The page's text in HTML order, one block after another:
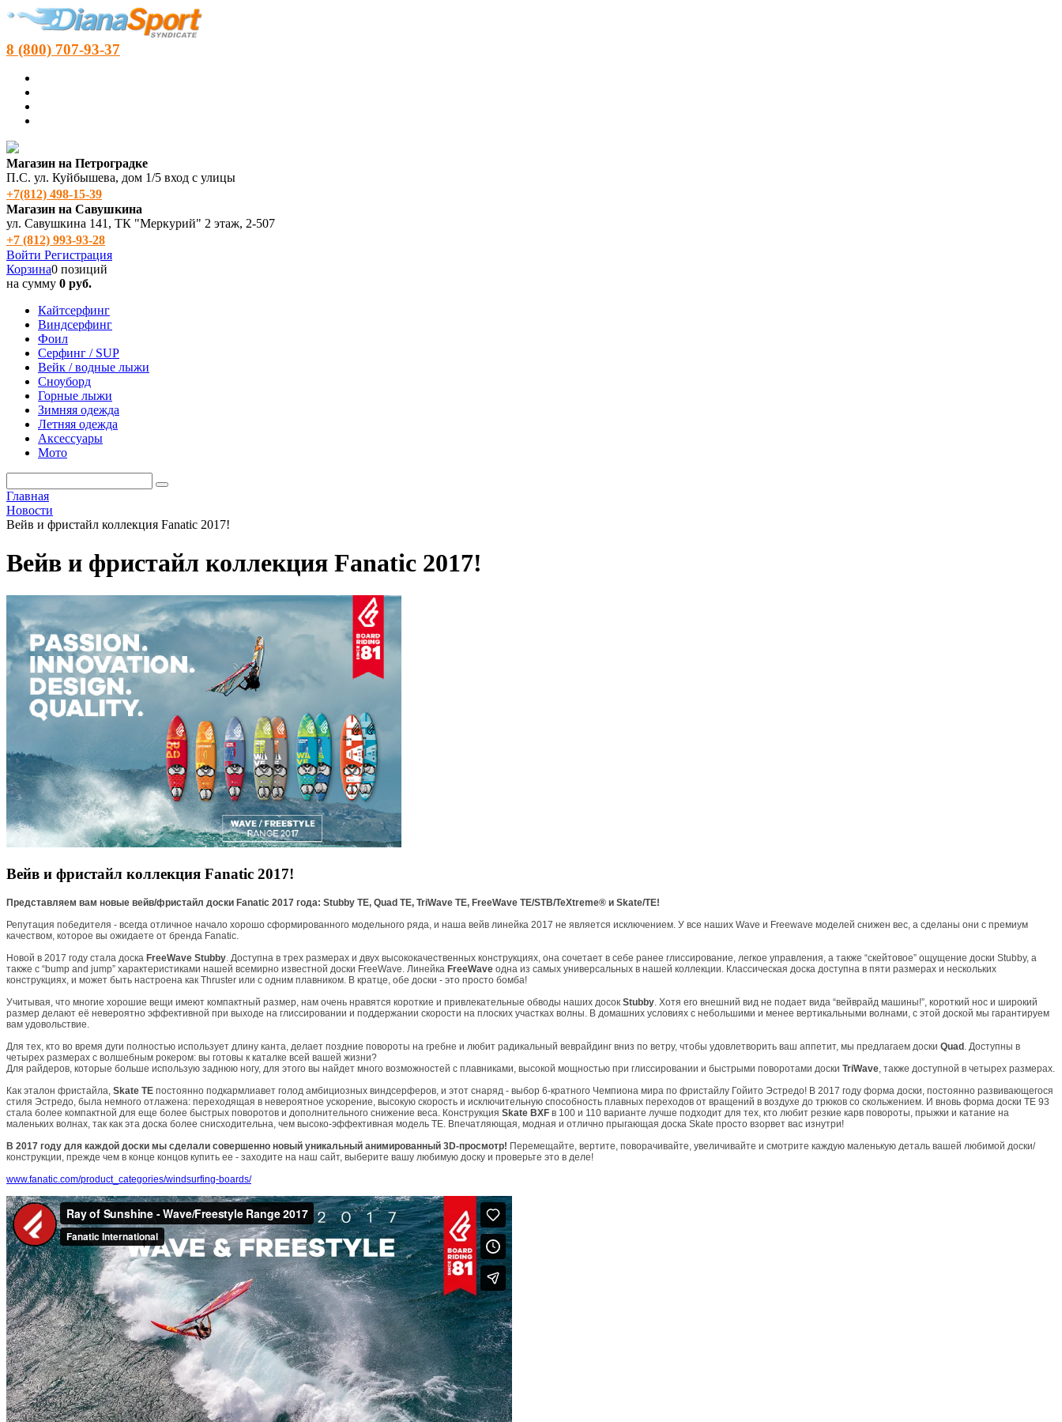
8 (800) 707-93-37
Магазин на Петроградке
П.С. ул. Куйбышева, дом 1/5 вход с улицы
+7(812) 498‑15-39
Магазин на Савушкина
ул. Савушкина 141, ТК "Меркурий" 2 этаж, 2-507
+7 (812) 993-93-28
Войти Регистрация
Корзина0 позиций
на сумму 0 руб.
Кайтсерфинг
Виндсерфинг
Фоил
Серфинг / SUP
Вейк / водные лыжи
Сноуборд
Горные лыжи
Зимняя одежда
Летняя одежда
Аксессуары
Мото
Главная
Новости
Вейв и фристайл коллекция Fanatic 2017!
Вейв и фристайл коллекция Fanatic 2017!
Вейв и фристайл коллекция Fanatic 2017!
Представляем вам новые вейв/фристайл доски Fanatic 2017 года: Stubby TE, Quad TE, TriWave TE, FreeWave TE/STB/TeXtreme® и Skate/TE!
Репутация победителя - всегда отличное начало хорошо сформированного модельного ряда, и наша вейв линейка 2017 не является исключением. У все наших Wave и Freewave моделей снижен вес, а сделаны они с премиум
качеством, которое вы ожидаете от бренда Fanatic.
Новой в 2017 году стала доска FreeWave Stubby. Доступна в трех размерах и двух высококачественных конструкциях, она сочетает в себе ранее глиссирование, легкое управления, а также “скейтовое” ощущение доски Stubby, а
также с “bump and jump” характеристиками нашей всемирно известной доски FreeWave. Линейка FreeWave одна из самых универсальных в нашей коллекции. Классическая доска доступна в пяти размерах и нескольких
конструкциях, и может быть настроена как Thruster или с одним плавником. В кратце, обе доски - это просто бомба!
Учитывая, что многие хорошие вещи имеют компактный размер, нам очень нравятся короткие и привлекательные обводы наших досок Stubby. Хотя его внешний вид не подает вида “вейврайд машины!”, короткий нос и широкий
размер делают её невероятно эффективной при выходе на глиссировании и поддержании скорости на плоских участках волны. В домашних условиях с небольшими и менее вертикальными волнами, с этой доской мы гарантируем
вам удовольствие.
Для тех, кто во время дуги полностью использует длину канта, делает поздние повороты на гребне и любит радикальный веврайдинг вниз по ветру, чтобы удовлетворить ваш аппетит, мы предлагаем доски Quad . Доступны в
четырех размерах с волшебным рокером: вы готовы к каталке всей вашей жизни?
Для райдеров, которые больше использую заднюю ногу, для этого вы найдет много возможностей с плавниками, высокой мощностью при глиссировании и быстрыми поворотами доски TriWave, также доступной в четырех размерах.
Как эталон фристайла, Skate TE постоянно подкармлиавет голод амбициозных виндсерферов, и этот снаряд - выбор 6-кратного Чемпиона мира по фристайлу Гойито Эстредо! В 2017 году форма доски, постоянно развивающегося
стиля Эстредо, была немного отлажена: переходящая в невероятное ускорение, высокую скорость и исключительную способность плавных переходов от вращений в воздухе до трюков со скольжением. И вновь форма доски TE 93
стала более компактной для еще более быстрых поворотов и дополнительного снижение веса. Конструкция Skate BXF в 100 и 110 варианте лучше подходит для тех, кто любит резкие карв повороты, прыжки и катание на
маленьких волнах, так как эта доска более снисходительна, чем высоко-эффективная модель TE. Впечатляющая, модная и отлично прыгающая доска Skate просто взорвет вас изнутри!
В 2017 году для каждой доски мы сделали совершенно новый уникальный анимированный 3D-просмотр! Перемещайте, вертите, поворачивайте, увеличивайте и смотрите каждую маленькую деталь вашей любимой доски/
конструкции, прежде чем в конце концов купить ее - заходите на наш сайт, выберите вашу любимую доску и проверьте это в деле!
www.fanatic.com/product_categories/windsurfing-boards/